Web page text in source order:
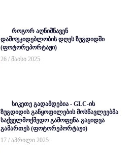
როგორ აღნიშნავენ
დამოუკიდებლობის დღეს ზუგდიდში
(ფოტორეპორტაჟი)
26 / მაისი 2025
სიკეთე გადამდებია - GLC-ის
ზუგდიდის განყოფილების მოსწავლეებმა
საქველმოქმედო გამოფენა-გაყიდვა
გამართეს (ფოტორეპორტაჟი)
17 / აპრილი 2025